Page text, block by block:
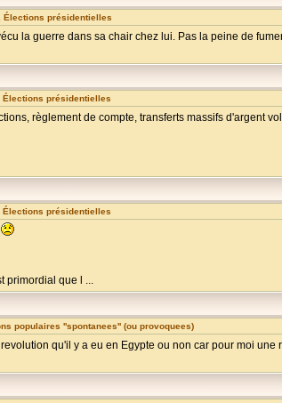
Élections présidentielles
la guerre dans sa chair chez lui. Pas la peine de
Élections présidentielles
règlement de compte, transferts massifs d'argent
Élections présidentielles
primordial que l ...
populaires ''spontanees'' (ou provoquees)
qu'il y a eu en Egypte ou non car pour moi une